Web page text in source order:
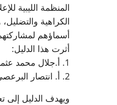
المنظمة الليبية
الكراهية
أسماؤهم
أثرت هذا الدليل:
1. أ.جلال محمد عثمان، أستاذ جامعي في مجال الإعلام، رئيس المؤسسة الليبية للصحافة الاستقصائية.
2. أ. انتصار البرعصي، مدرب إعلامي من مدينة البيضاء، ليبيا.
ويهدف الدليل إلى